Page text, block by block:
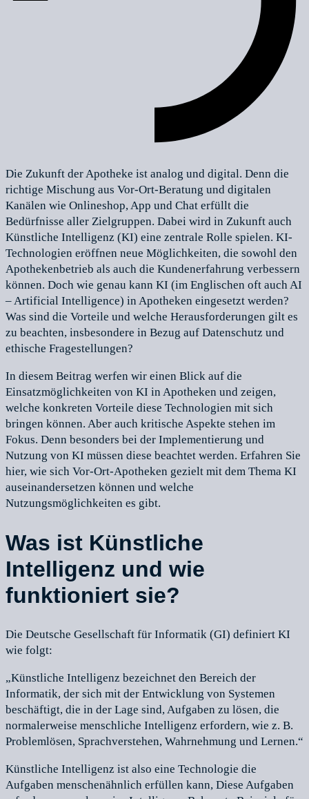
Die Zukunft der Apotheke ist analog und digital. Denn die
richtige Mischung aus Vor-Ort-Beratung und digitalen
Kanälen wie Onlineshop, App und Chat erfüllt die
Bedürfnisse aller Zielgruppen. Dabei wird in Zukunft auch
Künstliche Intelligenz (KI) eine zentrale Rolle spielen. KI-
Technologien eröffnen neue Möglichkeiten, die sowohl den
Apothekenbetrieb als auch die Kundenerfahrung verbessern
können. Doch wie genau kann KI (im Englischen oft auch AI
– Artificial Intelligence) in Apotheken eingesetzt werden?
Was sind die Vorteile und welche Herausforderungen gilt es
zu beachten, insbesondere in Bezug auf Datenschutz und
ethische Fragestellungen?
In diesem Beitrag werfen wir einen Blick auf die
Einsatzmöglichkeiten von KI in Apotheken und zeigen,
welche konkreten Vorteile diese Technologien mit sich
bringen können. Aber auch kritische Aspekte stehen im
Fokus. Denn besonders bei der Implementierung und
Nutzung von KI müssen diese beachtet werden. Erfahren Sie
hier, wie sich Vor-Ort-Apotheken gezielt mit dem Thema KI
auseinandersetzen können und welche
Nutzungsmöglichkeiten es gibt.
Was ist Künstliche
Intelligenz und wie
funktioniert sie?
Die Deutsche Gesellschaft für Informatik (GI) definiert KI
wie folgt:
„Künstliche Intelligenz bezeichnet den Bereich der
Informatik, der sich mit der Entwicklung von Systemen
beschäftigt, die in der Lage sind, Aufgaben zu lösen, die
normalerweise menschliche Intelligenz erfordern, wie z. B.
Problemlösen, Sprachverstehen, Wahrnehmung und Lernen.“
Künstliche Intelligenz ist also eine Technologie die
Aufgaben menschenähnlich erfüllen kann, Diese Aufgaben